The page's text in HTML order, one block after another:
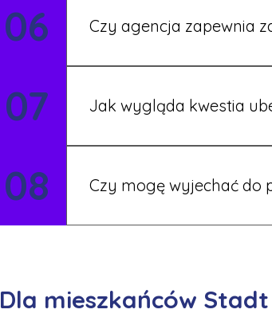
06 Czy agencja zapewnia
Tak, nasi koordynatorzy
07 Jak wygląda kwestia
Każdy pracownik otrzymuje
08 Czy mogę wyjechać do
Tak, istnieje możliwość
Dla mieszkańców